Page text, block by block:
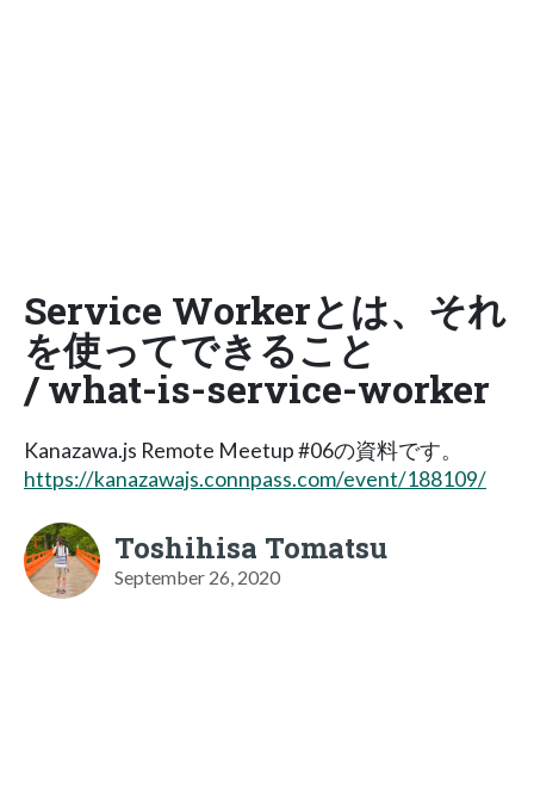
Service Workerとは、それ
を使ってできること
/ what-is-service-worker
Kanazawa.js Remote Meetup #06の資料です。
https://kanazawajs.connpass.com/event/188109/
Toshihisa Tomatsu
September 26, 2020